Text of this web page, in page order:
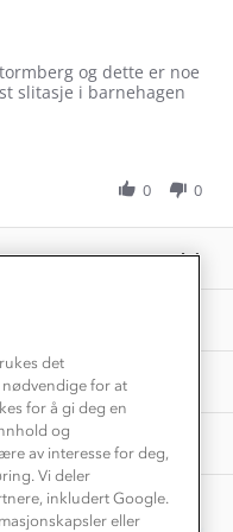
og dette er noe
slitasje i barnehagen
0 0
det
for at
for å gi deg en
og
av interesse for deg,
Vi deler
inkludert Google.
eller